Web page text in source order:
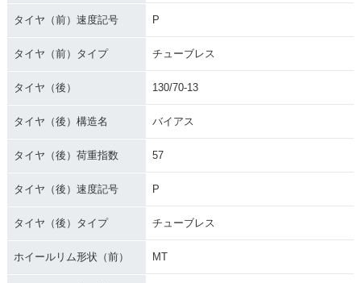
タイヤ（前）速度記号 P
タイヤ（前）タイプ チューブレス
タイヤ（後） 130/70-13
タイヤ（後）構造名 バイアス
タイヤ（後）荷重指数 57
タイヤ（後）速度記号 P
タイヤ（後）タイプ チューブレス
ホイールリム形状（前） MT